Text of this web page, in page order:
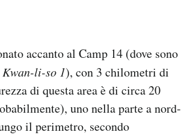
accanto al Camp 14 (dove sono
Kwan-li-so 1), con 3 chilometri di
di questa area è di circa 20
uno nella parte a nord-
il perimetro, secondo